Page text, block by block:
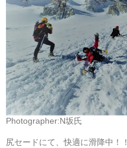
Photographer:N坂氏
尻セードにて、快適に滑降中！！